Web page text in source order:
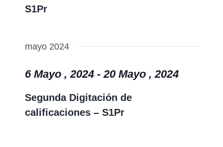
S1Pr
mayo 2024
Segunda Digitación de
calificaciones – S1Pr
6 Mayo , 2024- 20 Mayo , 2024